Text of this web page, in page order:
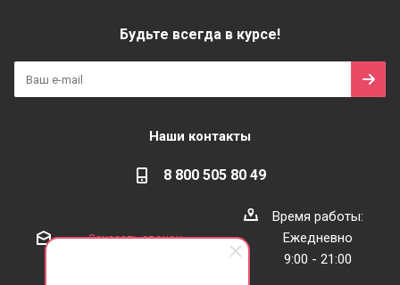
Будьте всегда в курсе!
Наши контакты
8 800 505 80 49
Заказать звонок
Время работы:
Ежедневно
9:00 - 21:00